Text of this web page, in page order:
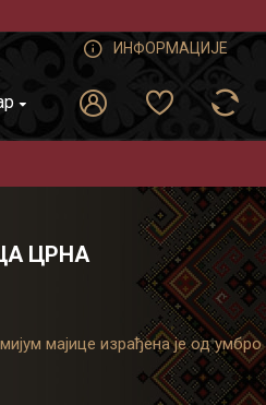
ИНФОРМАЦИЈЕ
ЦРНА
мајице израђена је од умбро